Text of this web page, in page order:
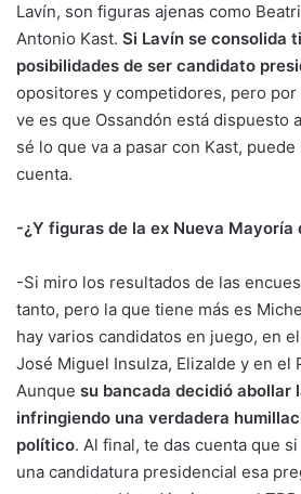
Lavín, son figuras ajenas como
Antonio Kast. Si Lavín se consolida
posibilidades de ser candidato
opositores y competidores, pero por
ve es que Ossandón está dispuesto
sé lo que va a pasar con Kast,
cuenta.
-¿Y figuras de la ex Nueva Mayoría
-Si miro los resultados de las
tanto, pero la que tiene más es
hay varios candidatos en juego, en
José Miguel Insulza, Elizalde y en el
Aunque su bancada decidió abollar
infringiendo una verdadera
político. Al final, te das cuenta que
una candidatura presidencial esa